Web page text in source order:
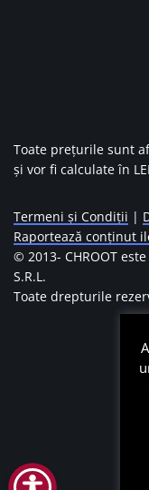
Toate prețurile sunt
și vor fi calculate în
Termeni și Condiții |
Raportează conținut
© 2013- CHROOT
S.R.L.
Toate drepturile